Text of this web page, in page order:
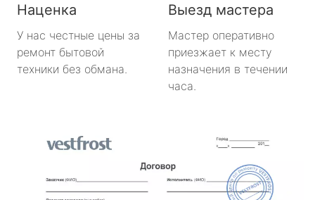
Наценка
У нас честные цены за
ремонт бытовой
техники без обмана.
Выезд мастера
Мастер оперативно
приезжает к месту
назначения в течении
часа.